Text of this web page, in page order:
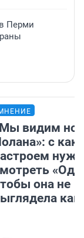
Перми
видим
с
она не
как